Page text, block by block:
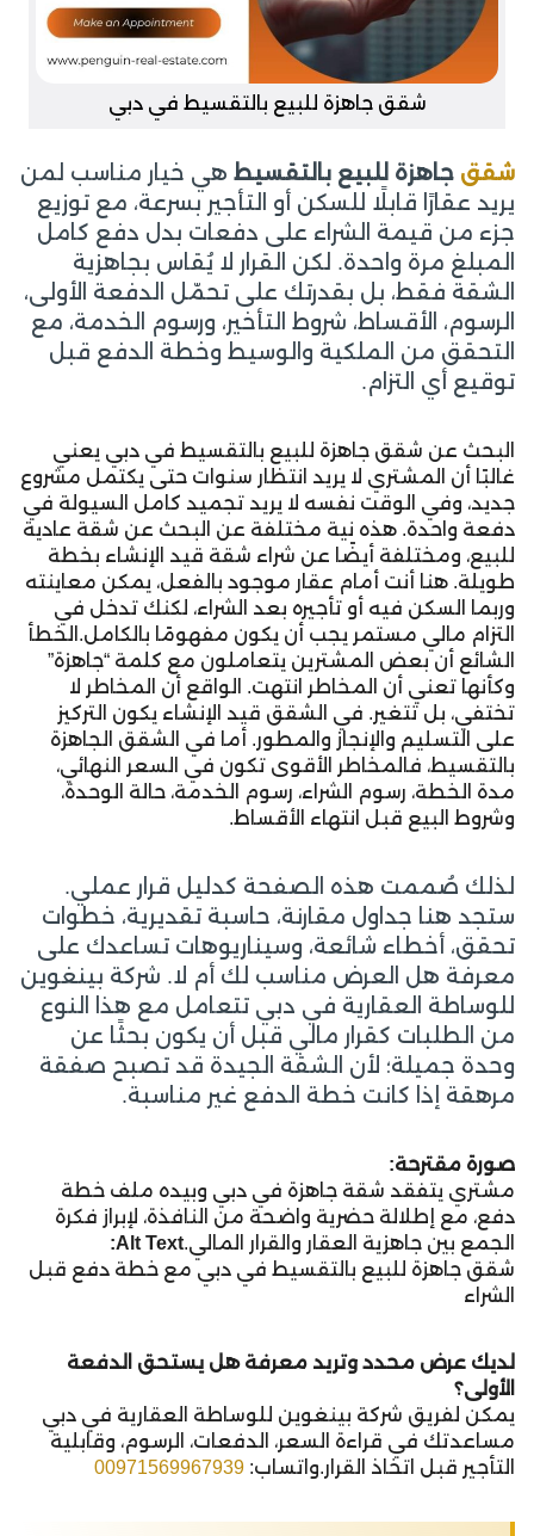
شقق جاهزة للبيع بالتقسيط في دبي
شقق جاهزة للبيع بالتقسيطهي خيار مناسب لمن
يريد عقارًا قابلًا للسكن أو التأجير بسرعة، مع توزيع
جزء من قيمة الشراء على دفعات بدل دفع كامل
المبلغ مرة واحدة. لكن القرار لا يُقاس بجاهزية
الشقة فقط، بل بقدرتك على تحمّل الدفعة الأولى،
الرسوم، الأقساط، شروط التأخير، ورسوم الخدمة، مع
التحقق من الملكية والوسيط وخطة الدفع قبل
توقيع أي التزام.
البحث عن شقق جاهزة للبيع بالتقسيط في دبي يعني
غالبًا أن المشتري لا يريد انتظار سنوات حتى يكتمل مشروع
جديد، وفي الوقت نفسه لا يريد تجميد كامل السيولة في
دفعة واحدة. هذه نية مختلفة عن البحث عن شقة عادية
للبيع، ومختلفة أيضًا عن شراء شقة قيد الإنشاء بخطة
طويلة. هنا أنت أمام عقار موجود بالفعل، يمكن معاينته
وربما السكن فيه أو تأجيره بعد الشراء، لكنك تدخل في
التزام مالي مستمر يجب أن يكون مفهومًا بالكامل.الخطأ
الشائع أن بعض المشترين يتعاملون مع كلمة “جاهزة”
وكأنها تعني أن المخاطر انتهت. الواقع أن المخاطر لا
تختفي، بل تتغير. في الشقق قيد الإنشاء يكون التركيز
على التسليم والإنجاز والمطور. أما في الشقق الجاهزة
بالتقسيط، فالمخاطر الأقوى تكون في السعر النهائي،
مدة الخطة، رسوم الشراء، رسوم الخدمة، حالة الوحدة،
وشروط البيع قبل انتهاء الأقساط.
لذلك صُممت هذه الصفحة كدليل قرار عملي.
ستجد هنا جداول مقارنة، حاسبة تقديرية، خطوات
تحقق، أخطاء شائعة، وسيناريوهات تساعدك على
معرفة هل العرض مناسب لك أم لا. شركة بينغوين
للوساطة العقارية في دبي تتعامل مع هذا النوع
من الطلبات كقرار مالي قبل أن يكون بحثًا عن
وحدة جميلة؛ لأن الشقة الجيدة قد تصبح صفقة
مرهقة إذا كانت خطة الدفع غير مناسبة.
صورة مقترحة:
مشتري يتفقد شقة جاهزة في دبي وبيده ملف خطة
دفع، مع إطلالة حضرية واضحة من النافذة، لإبراز فكرة
الجمع بين جاهزية العقار والقرار المالي.Alt Text:
شقق جاهزة للبيع بالتقسيط في دبي مع خطة دفع قبل
الشراء
لديك عرض محدد وتريد معرفة هل يستحق الدفعة
الأولى؟
يمكن لفريق شركة بينغوين للوساطة العقارية في دبي
مساعدتك في قراءة السعر، الدفعات، الرسوم، وقابلية
التأجير قبل اتخاذ القرار.واتساب: 00971569967939